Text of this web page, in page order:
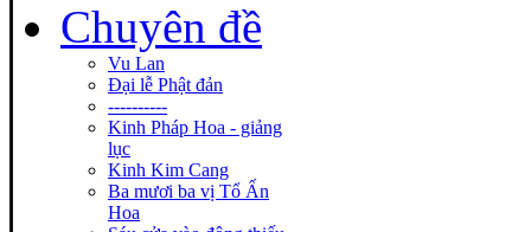
Chuyên đề
Vu Lan
Đại lễ Phật đản
----------
Kinh Pháp Hoa - giảng
lục
Kinh Kim Cang
Ba mươi ba vị Tổ Ấn
Hoa